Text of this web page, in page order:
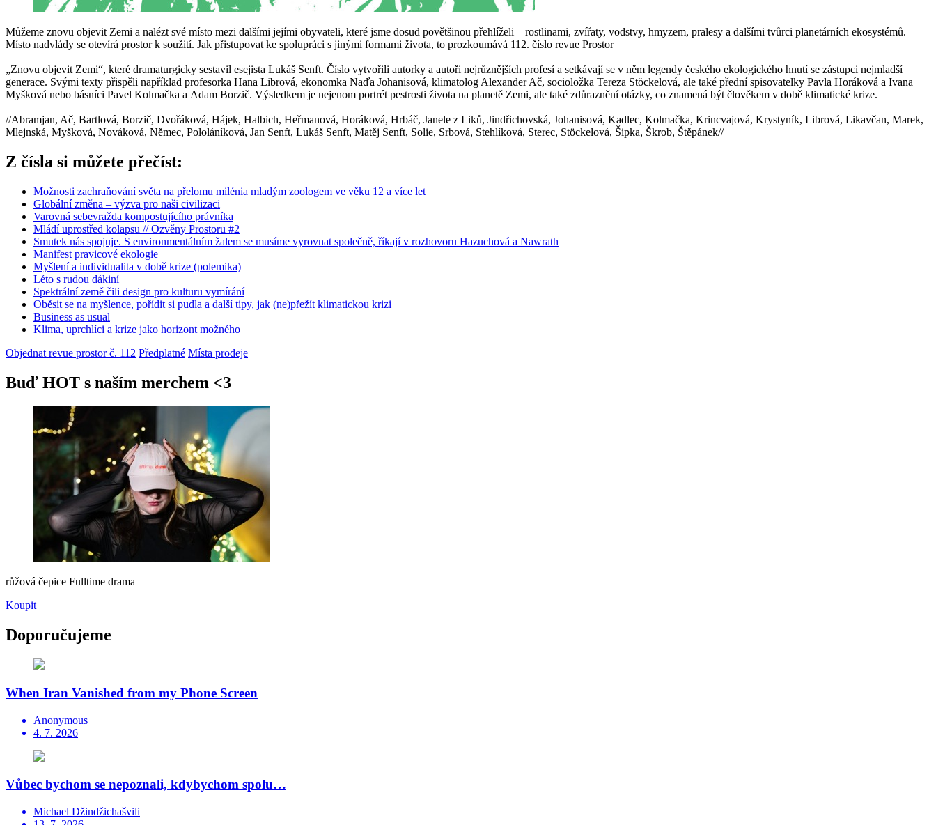
Můžeme znovu objevit Zemi a nalézt své místo mezi dalšími jejími obyvateli, které jsme dosud povětšinou přehlíželi – rostlinami, zvířaty, vodstvy, hmyzem, pralesy a dalšími tvůrci planetárních ekosystémů.
Místo nadvlády se otevírá prostor k soužití. Jak přistupovat ke spolupráci s jinými formami života, to prozkoumává 112. číslo revue Prostor
„Znovu objevit Zemi“, které dramaturgicky sestavil esejista Lukáš Senft. Číslo vytvořili autorky a autoři nejrůznějších profesí a setkávají se v něm legendy českého ekologického hnutí se zástupci nejmladší
generace. Svými texty přispěli například profesorka Hana Librová, ekonomka Naďa Johanisová, klimatolog Alexander Ač, socioložka Tereza Stöckelová, ale také přední spisovatelky Pavla Horáková a Ivana
Myšková nebo básníci Pavel Kolmačka a Adam Borzič. Výsledkem je nejenom portrét pestrosti života na planetě Zemi, ale také zdůraznění otázky, co znamená být člověkem v době klimatické krize.
//Abramjan, Ač, Bartlová, Borzič, Dvořáková, Hájek, Halbich, Heřmanová, Horáková, Hrbáč, Janele z Liků, Jindřichovská, Johanisová, Kadlec, Kolmačka, Krincvajová, Krystyník, Librová, Likavčan, Marek,
Mlejnská, Myšková, Nováková, Němec, Pololáníková, Jan Senft, Lukáš Senft, Matěj Senft, Solie, Srbová, Stehlíková, Sterec, Stöckelová, Šipka, Škrob, Štěpánek//
Z čísla si můžete přečíst:
Možnosti zachraňování světa na přelomu milénia mladým zoologem ve věku 12 a více let
Globální změna – výzva pro naši civilizaci
Varovná sebevražda kompostujícího právníka
Mládí uprostřed kolapsu // Ozvěny Prostoru #2
Smutek nás spojuje. S environmentálním žalem se musíme vyrovnat společně, říkají v rozhovoru Hazuchová a Nawrath
Manifest pravicové ekologie
Myšlení a individualita v době krize (polemika)
Léto s rudou dákiní
Spektrální země čili design pro kulturu vymírání
Oběsit se na myšlence, pořídit si pudla a další tipy, jak (ne)přežít klimatickou krizi
Business as usual
Klima, uprchlíci a krize jako horizont možného
Objednat revue prostor č. 112 Předplatné Místa prodeje
Buď HOT s naším merchem <3
růžová čepice Fulltime drama
Koupit
Doporučujeme
When Iran Vanished from my Phone Screen
Anonymous
4. 7. 2026
Vůbec bychom se nepoznali, kdybychom spolu…
Michael Džindžichašvili